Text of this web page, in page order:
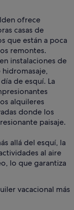
ofrece
casas de
que están a poca
remontes.
instalaciones de
hidromasaje,
de esquí. La
alquileres
donde los
paisaje.
allá del esquí, la
al aire
lo que garantiza
vacacional más